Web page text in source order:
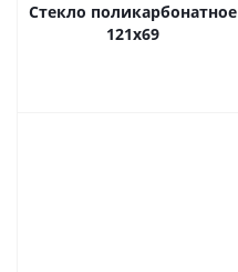
Стекло поликарбонатное
121х69